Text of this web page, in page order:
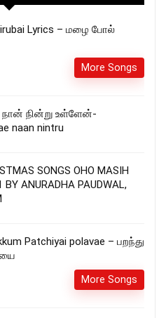
Lyrics – மழை போல்
More Songs
நான் நின்று உள்ளேன்-
naan nintru
SONGS OHO MASIH
BY ANURADHA PAUDWAL,
Patchiyai polavae – பறந்து
More Songs